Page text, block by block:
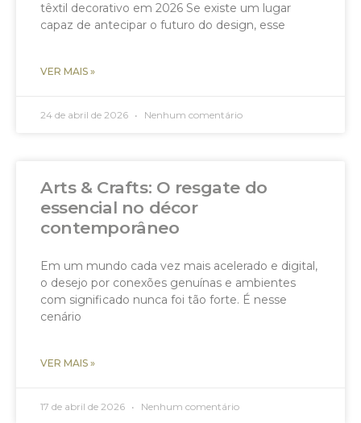
têxtil decorativo em 2026 Se existe um lugar
capaz de antecipar o futuro do design, esse
VER MAIS »
24 de abril de 2026 Nenhum comentário
Arts & Crafts: O resgate do
essencial no décor
contemporâneo
Em um mundo cada vez mais acelerado e digital,
o desejo por conexões genuínas e ambientes
com significado nunca foi tão forte. É nesse
cenário
VER MAIS »
17 de abril de 2026 Nenhum comentário